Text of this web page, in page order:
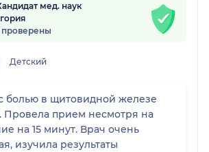
мед. наук
Детский
болью в щитовидной железе
Провела прием несмотря на
на 15 минут. Врач очень
изучила результаты